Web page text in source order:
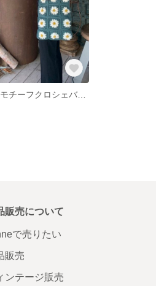
フラワーモチーフクロシェバッグ
販売について
で売りたい
販売
ンテージ販売